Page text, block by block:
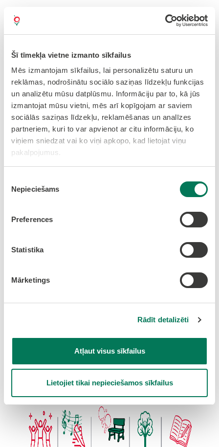
Šī tīmekļa vietne izmanto sīkfailus
Mēs izmantojam sīkfailus, lai personalizētu saturu un
reklāmas, nodrošinātu sociālo saziņas līdzekļu funkcijas
un analizētu mūsu datplūsmu. Informāciju par to, kā jūs
izmantojat mūsu vietni, mēs arī kopīgojam ar saviem
sociālās saziņas līdzekļu, reklamēšanas un analīzes
partneriem, kuri to var apvienot ar citu informāciju, ko
viņiem sniedzat vai ko viņi apkopo, kad lietojat viņu
pakalpojumus.
izvēle
Nepieciešams
Preferences
Statistika
Mārketings
Rādīt detalizēti
Atļaut visus sīkfailus
Lietojiet tikai nepieciešamos sīkfailus